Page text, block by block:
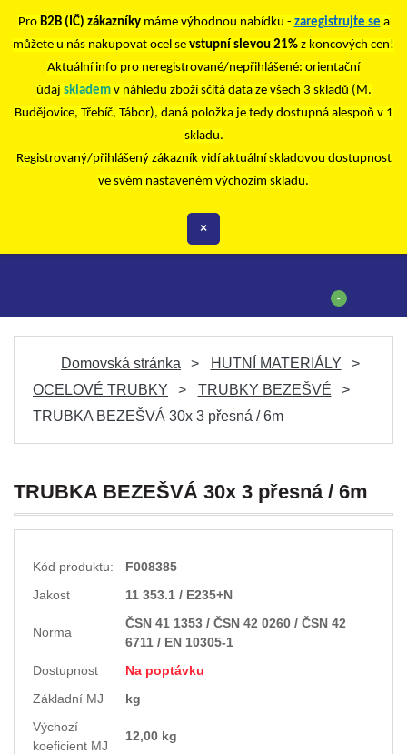
Pro B2B (IČ) zákazníkymáme výhodnou nabídku - zaregistrujte se a
můžete u nás nakupovat ocel se vstupní slevou 21% z koncových cen!
Aktuální info pro neregistrované/nepřihlášené: orientační
údaj skladem v náhledu zboží sčítá data ze všech 3 skladů (M.
Budějovice, Třebíč, Tábor), daná položka je tedy dostupná alespoň v 1
skladu.
Registrovaný/přihlášený zákazník vidí aktuální skladovou dostupnost
ve svém nastaveném výchozím skladu.
×
-
Domovská stránka
HUTNÍ MATERIÁLY
OCELOVÉ TRUBKY
TRUBKY BEZEŠVÉ
TRUBKA BEZEŠVÁ 30x 3 přesná / 6m
TRUBKA BEZEŠVÁ 30x 3 přesná / 6m
Kód produktu:
F008385
Jakost
11 353.1 / E235+N
Norma
ČSN 41 1353 / ČSN 42 0260 / ČSN 42
6711 / EN 10305-1
Dostupnost
Na poptávku
Základní MJ
kg
Výchozí
koeficient MJ
12,00 kg